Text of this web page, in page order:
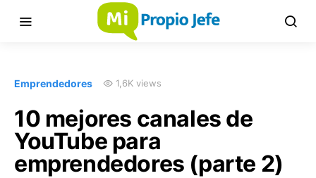
Emprendedores 1,6K views
10 mejores canales de
YouTube para
emprendedores (parte 2)